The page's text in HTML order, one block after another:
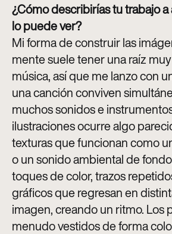
¿Cómo describirías tu trabajo
lo puede ver?
Mi forma de construir las
mente suele tener una raíz
música, así que me lanzo con
una canción conviven
muchos sonidos e
ilustraciones ocurre algo
texturas que funcionan como
o un sonido ambiental de
toques de color, trazos
gráficos que regresan en
imagen, creando un ritmo. Los
menudo vestidos de forma